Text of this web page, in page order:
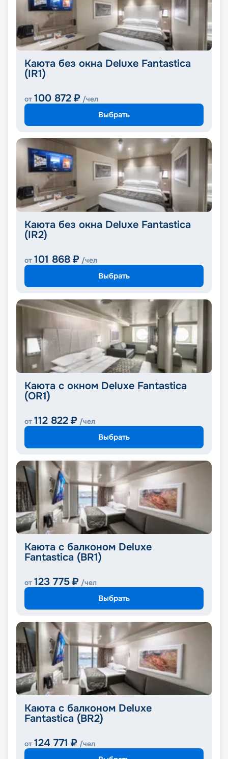
Каюта без окна Deluxe Fantastica
(IR1)
от 100 872 ₽ /чел
Выбрать
Каюта без окна Deluxe Fantastica
(IR2)
от 101 868 ₽ /чел
Выбрать
Каюта с окном Deluxe Fantastica
(OR1)
от 112 822 ₽ /чел
Выбрать
Каюта с балконом Deluxe
Fantastica (BR1)
от 123 775 ₽ /чел
Выбрать
Каюта с балконом Deluxe
Fantastica (BR2)
от 124 771 ₽ /чел